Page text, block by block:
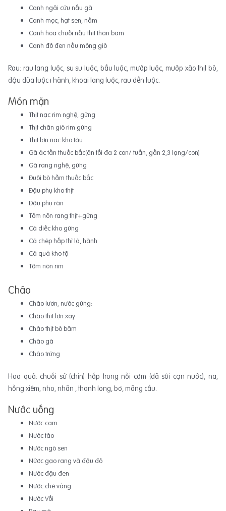
Canh ngải cứu nấu gà
Canh mọc, hạt sen, nấm
Canh hoa chuối nấu thịt thăn băm
Canh đỗ đen nấu móng giò
Rau: rau lang luộc, su su luộc, bầu luộc, mướp luộc, mướp xào thịt bò,
đậu đũa luộc+hành, khoai lang luộc, rau dền luộc.
Món mặn
Thịt nạc rim nghệ, gừng
Thịt chân giò rim gừng
Thịt lợn nạc kho tàu
Gà ác tần thuốc bắc(ăn tối đa 2 con/ tuần, gần 2,3 lạng/con)
Gà rang nghệ, gừng
Đuôi bò hầm thuốc bắc
Đậu phụ kho thịt
Đậu phụ rán
Tôm nõn rang thịt+gừng
Cá diếc kho gừng
Cá chép hấp thì là, hành
Cá quả kho tộ
Tôm nõn rim
Cháo
Cháo lươn, nước gừng:
Cháo thịt lợn xay
Cháo thịt bò băm
Cháo gà
Cháo trứng
Hoa quả: chuối sứ (chín) hấp trong nồi cơm (đã sôi cạn nước), na,
hồng xiêm, nho, nhãn , thanh long, bơ, mãng cầu.
Nước uống
Nước cam
Nước táo
Nước ngó sen
Nứơc gạo rang và đậu đỏ
Nước đậu đen
Nước chè vằng
Nước Vối